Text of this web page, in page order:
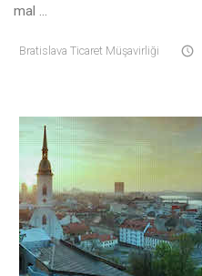
mal ...
Bratislava Ticaret Müşavirliği